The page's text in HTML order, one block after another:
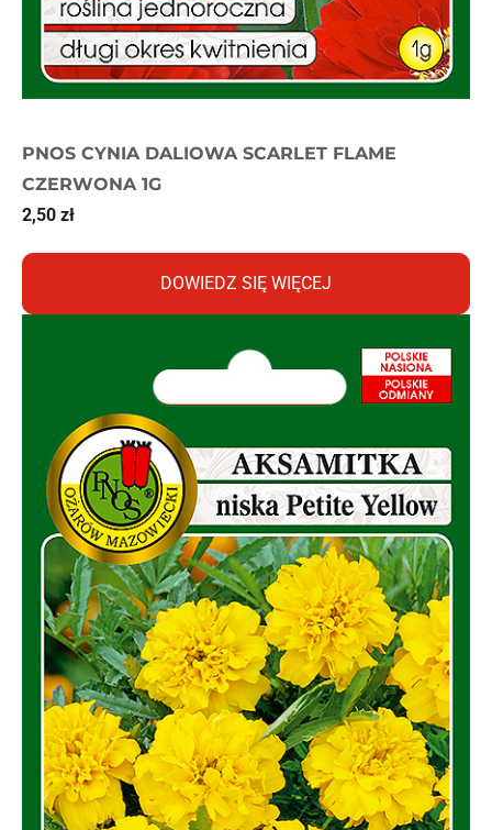
PNOS CYNIA DALIOWA SCARLET FLAME
CZERWONA 1G
2,50 zł
DOWIEDZ SIĘ WIĘCEJ